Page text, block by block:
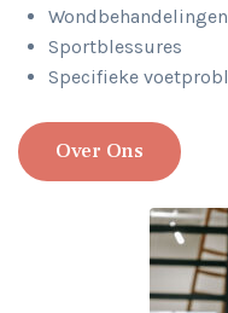
Wondbehandelingen
Sportblessures
Specifieke
Over Ons